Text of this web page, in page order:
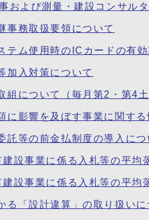
および測量・建設コンサル
事務取扱要領について
テム使用時のICカードの有
加入対策について
組について（毎月第2・第4土
に影響を及ぼす事業に関す
託等の前金払制度の導入につ
設事業に係る入札等の平均
設事業に係る入札等の平均
る「設計違算」の取り扱いに